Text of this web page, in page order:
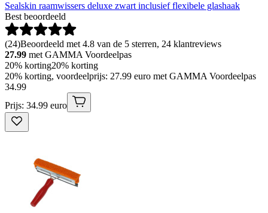
Sealskin raamwissers deluxe zwart inclusief flexibele glashaak
Best beoordeeld
(24)Beoordeeld met 4.8 van de 5 sterren, 24 klantreviews
27.99 met GAMMA Voordeelpas
20% korting20% korting
20% korting, voordeelprijs: 27.99 euro met GAMMA Voordeelpas
34.99
Prijs: 34.99 euro